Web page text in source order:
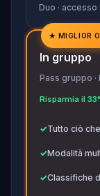
Duo ·
✓
✓
★ MIGLIOR
In gruppo
Pass gruppo
Risparmia il
✓Tutto ciò
✓Modalità
✓Classifiche